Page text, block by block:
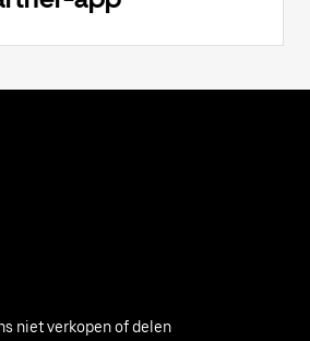
niet verkopen of delen